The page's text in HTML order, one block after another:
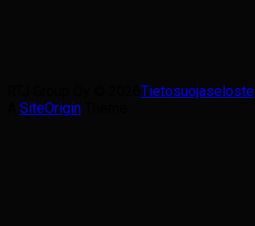
Tietosuojaseloste
SiteOrigin